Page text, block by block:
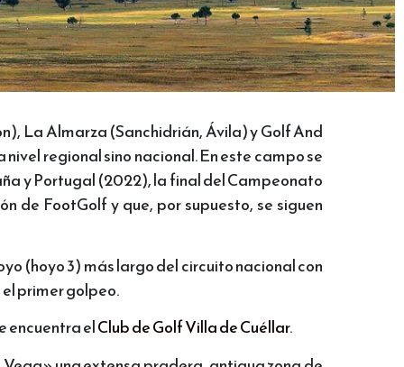
La Almarza (Sanchidrián, Ávila) y Golf And
regional sino nacional. En este campo se
y Portugal (2022), la final del Campeonato
de FootGolf y que, por supuesto, se siguen
(hoyo 3) más largo del circuito nacional con
primer golpeo.
encuentra elClub de Golf Villa de Cuéllar.